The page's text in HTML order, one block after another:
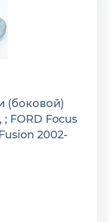
(боковой)
; FORD Focus
2002-